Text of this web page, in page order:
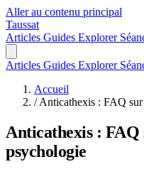
Aller au contenu principal
Taussat
Articles Guides Explorer
Articles Guides Explorer
Accueil
/ Anticathexis : FAQ
Anticathexis : FAQ
psychologie